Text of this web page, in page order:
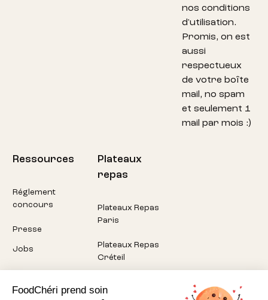
FoodChéri prend soin
nos conditions
d'utilisation.
Promis, on est
aussi
respectueux
de votre boîte
mail, no spam
et seulement 1
mail par mois :)
Ressources
Réglement
concours
Presse
Jobs
Plateaux
repas
Plateaux Repas
Paris
Plateaux Repas
Créteil
Pantin